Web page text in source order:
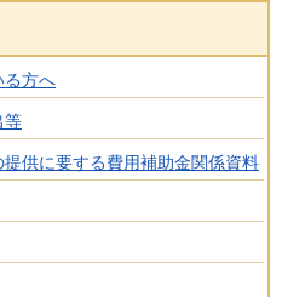
る方へ
等
供に要する費用補助金関係資料